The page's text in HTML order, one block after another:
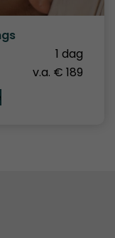
1 dag
v.a. € 189